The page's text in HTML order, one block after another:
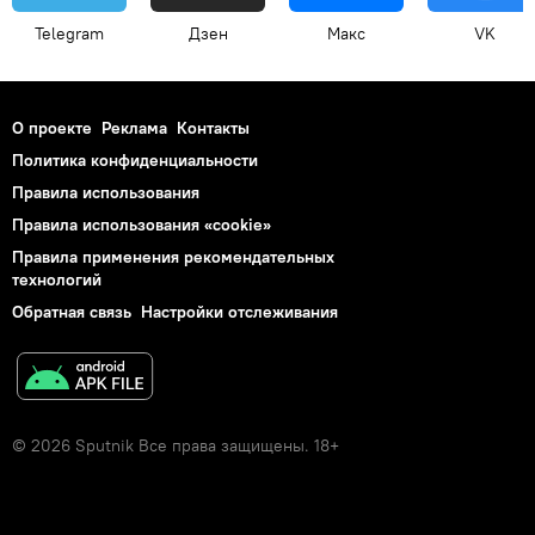
Telegram Дзен Макс VK
О проекте Реклама Контакты
Политика конфиденциальности
Правила использования
Правила использования «cookie»
Правила применения рекомендательных
технологий
Обратная связь Настройки отслеживания
© 2026 Sputnik Все права защищены. 18+